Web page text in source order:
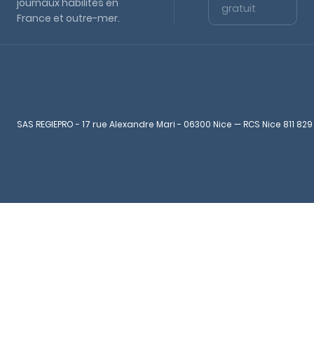
journaux habilités en
France et outre-mer.
gratuit
SAS REGIEPRO - 17 rue Alexandre Mari - 06300 Nice — RCS Nice 811